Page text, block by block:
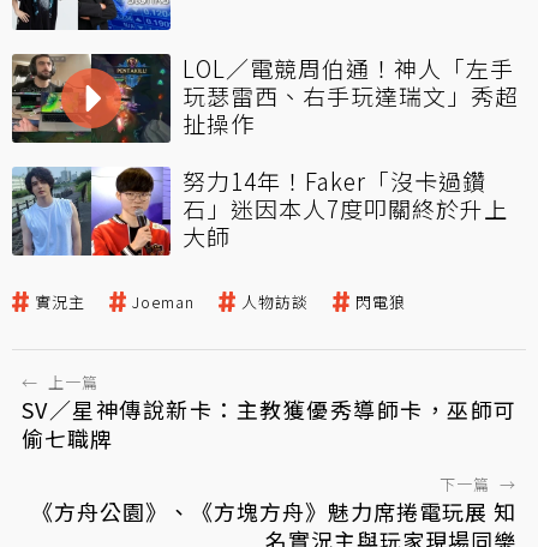
LOL／電競周伯通！神人「左手
玩瑟雷西、右手玩達瑞文」秀超
扯操作
努力14年！Faker「沒卡過鑽
石」迷因本人7度叩關終於升上
大師
實況主 Joeman 人物訪談 閃電狼
← 上一篇
SV／星神傳說新卡：主教獲優秀導師卡，巫師可
偷七職牌
下一篇 →
《方舟公園》、《方塊方舟》魅力席捲電玩展 知
名實況主與玩家現場同樂